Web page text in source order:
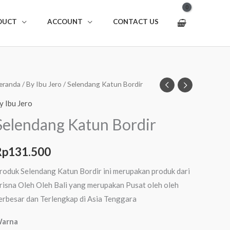
ACCOUNT CONTACT US
/By Ibu Jero / Selendang Katun Bordir
Ibu Jero
Katun Bordir
131.500
Selendang Katun Bordir ini merupakan produk dari
Oleh Oleh Bali yang merupakan Pusat oleh oleh
dan Terlengkap di Asia Tenggara